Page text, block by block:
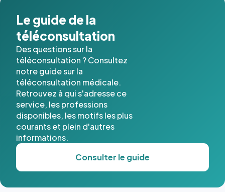
cas. #}
Le guide de la
téléconsultation
Des questions sur la
téléconsultation ? Consultez
notre guide sur la
téléconsultation médicale.
Retrouvez à qui s'adresse ce
service, les professions
disponibles, les motifs les plus
courants et plein d'autres
informations.
Consulter le guide